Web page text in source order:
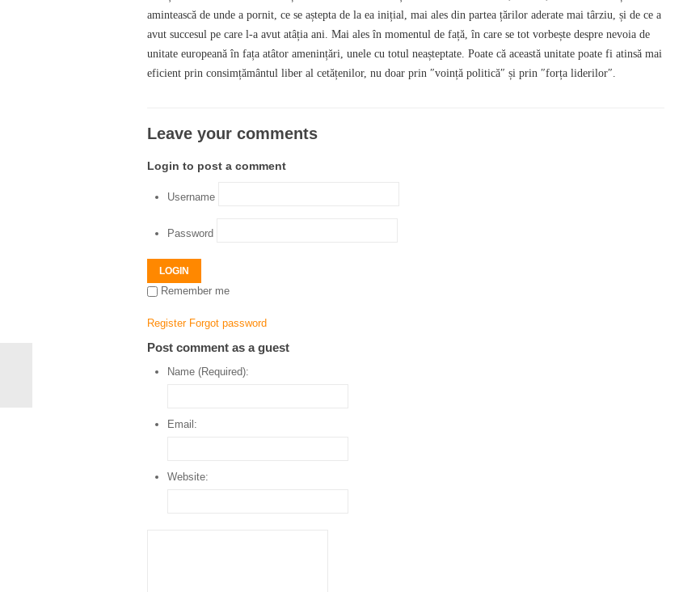
amintească de unde a pornit, ce se aștepta de la ea inițial, mai ales din partea țărilor aderate mai târziu, și de ce a
avut succesul pe care l-a avut atâția ani. Mai ales în momentul de față, în care se tot vorbește despre nevoia de
unitate europeană în fața atâtor amenințări, unele cu totul neașteptate. Poate că această unitate poate fi atinsă mai
eficient prin consimțământul liber al cetățenilor, nu doar prin ″voință politică″ și prin ″forța liderilor″.
Leave your comments
Login to post a comment
Username
Password
LOGIN
Remember me
Register Forgot password
Post comment as a guest
Name (Required):
Email:
Website: